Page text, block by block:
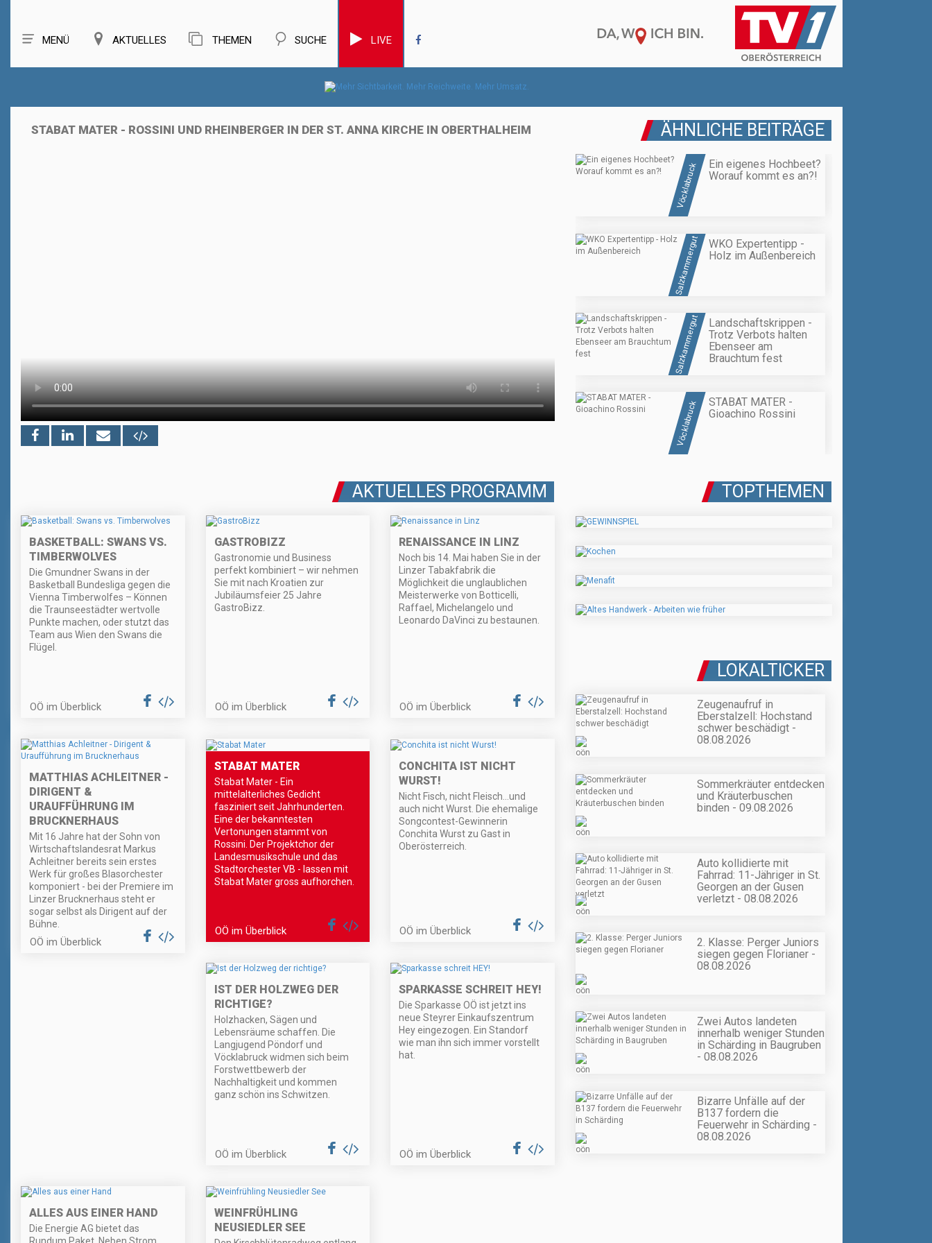
MENÜ AKTUELLES THEMEN SUCHE LIVE
STABAT MATER - ROSSINI UND RHEINBERGER IN DER ST. ANNA KIRCHE IN OBERTHALHEIM ÄHNLICHE BEITRÄGE
Vöcklabruck
Ein eigenes Hochbeet?
Worauf kommt es an?!
Salzkammergut
WKO Expertentipp -
Holz im Außenbereich
Salzkammergut
Landschaftskrippen -
Trotz Verbots halten
Ebenseer am
Brauchtum fest
Vöcklabruck
STABAT MATER -
Gioachino Rossini
AKTUELLES PROGRAMM
BASKETBALL: SWANS VS.
TIMBERWOLVES
Die Gmundner Swans in der
Basketball Bundesliga gegen die
Vienna Timberwolfes – Können
die Traunseestädter wertvolle
Punkte machen, oder stutzt das
Team aus Wien den Swans die
Flügel.
OÖ im Überblick
GASTROBIZZ
Gastronomie und Business
perfekt kombiniert – wir nehmen
Sie mit nach Kroatien zur
Jubiläumsfeier 25 Jahre
GastroBizz.
OÖ im Überblick
RENAISSANCE IN LINZ
Noch bis 14. Mai haben Sie in der
Linzer Tabakfabrik die
Möglichkeit die unglaublichen
Meisterwerke von Botticelli,
Raffael, Michelangelo und
Leonardo DaVinci zu bestaunen.
OÖ im Überblick
MATTHIAS ACHLEITNER -
DIRIGENT &
URAUFFÜHRUNG IM
BRUCKNERHAUS
Mit 16 Jahre hat der Sohn von
Wirtschaftslandesrat Markus
Achleitner bereits sein erstes
Werk für großes Blasorchester
komponiert - bei der Premiere im
Linzer Brucknerhaus steht er
sogar selbst als Dirigent auf der
Bühne.
OÖ im Überblick
STABAT MATER
Stabat Mater - Ein
mittelalterliches Gedicht
fasziniert seit Jahrhunderten.
Eine der bekanntesten
Vertonungen stammt von
Rossini. Der Projektchor der
Landesmusikschule und das
Stadtorchester VB - lassen mit
Stabat Mater gross aufhorchen.
OÖ im Überblick
CONCHITA IST NICHT
WURST!
Nicht Fisch, nicht Fleisch...und
auch nicht Wurst. Die ehemalige
Songcontest-Gewinnerin
Conchita Wurst zu Gast in
Oberösterreich.
OÖ im Überblick
IST DER HOLZWEG DER
RICHTIGE?
Holzhacken, Sägen und
Lebensräume schaffen. Die
Langjugend Pöndorf und
Vöcklabruck widmen sich beim
Forstwettbewerb der
Nachhaltigkeit und kommen
ganz schön ins Schwitzen.
OÖ im Überblick
SPARKASSE SCHREIT HEY!
Die Sparkasse OÖ ist jetzt ins
neue Steyrer Einkaufszentrum
Hey eingezogen. Ein Standorf
wie man ihn sich immer vorstellt
hat.
OÖ im Überblick
ALLES AUS EINER HAND
Die Energie AG bietet das
WEINFRÜHLING
NEUSIEDLER SEE
TOPTHEMEN
LOKALTICKER
Zeugenaufruf in
Eberstalzell: Hochstand
schwer beschädigt -
08.08.2026
Sommerkräuter entdecken
und Kräuterbuschen
binden - 09.08.2026
Auto kollidierte mit
Fahrrad: 11-Jähriger in St.
Georgen an der Gusen
verletzt - 08.08.2026
2. Klasse: Perger Juniors
siegen gegen Florianer -
08.08.2026
Zwei Autos landeten
innerhalb weniger Stunden
in Schärding in Baugruben
- 08.08.2026
Bizarre Unfälle auf der
B137 fordern die
Feuerwehr in Schärding -
08.08.2026